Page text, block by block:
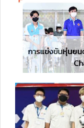
การแข่งขันหุ่นยน